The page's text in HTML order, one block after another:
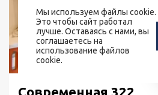
Современная 322
Мы используем файлы cookie.
Это чтобы сайт работал
лучше. Оставаясь с нами, вы
соглашаетесь на
использование файлов
cookie.